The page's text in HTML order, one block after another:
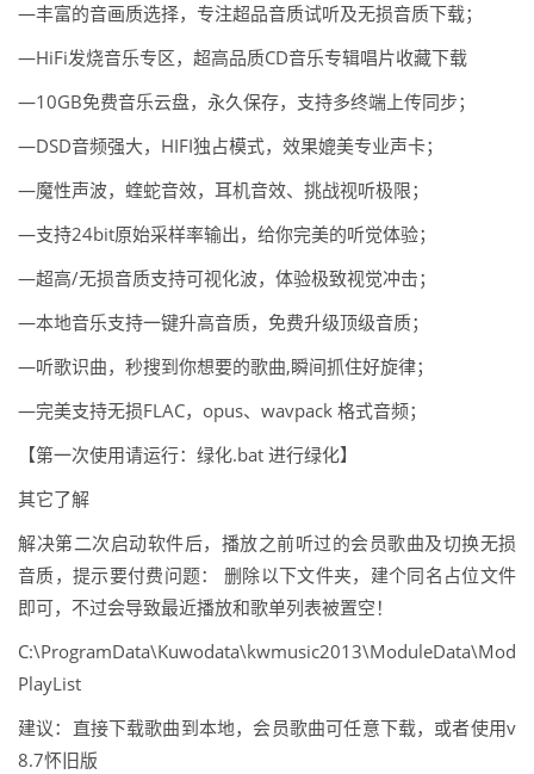
—丰富的音画质选择，专注超品音质试听及无损音质下载；
—HiFi发烧音乐专区，超高品质CD音乐专辑唱片收藏下载
—10GB免费音乐云盘，永久保存，支持多终端上传同步；
—DSD音频强大，HIFI独占模式，效果媲美专业声卡；
—魔性声波，蝰蛇音效，耳机音效、挑战视听极限；
—支持24bit原始采样率输出，给你完美的听觉体验；
—超高/无损音质支持可视化波，体验极致视觉冲击；
—本地音乐支持一键升高音质，免费升级顶级音质；
—听歌识曲，秒搜到你想要的歌曲,瞬间抓住好旋律；
—完美支持无损FLAC，opus、wavpack 格式音频；
【第一次使用请运行：绿化.bat 进行绿化】
其它了解
解决第二次启动软件后，播放之前听过的会员歌曲及切换无损
音质，提示要付费问题： 删除以下文件夹，建个同名占位文件
即可，不过会导致最近播放和歌单列表被置空！
C:\ProgramData\Kuwodata\kwmusic2013\ModuleData\Mod
PlayList
建议：直接下载歌曲到本地，会员歌曲可任意下载，或者使用v
8.7怀旧版